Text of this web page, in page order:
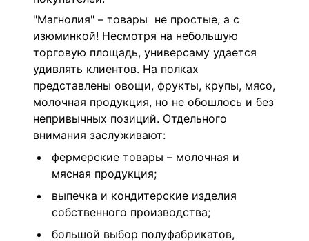
"Магнолия" – товары не простые, а с
изюминкой! Несмотря на небольшую
торговую площадь, универсаму удается
удивлять клиентов. На полках
представлены овощи, фрукты, крупы, мясо,
молочная продукция, но не обошлось и без
непривычных позиций. Отдельного
внимания заслуживают:
фермерские товары – молочная и
мясная продукция;
выпечка и кондитерские изделия
собственного производства;
большой выбор полуфабрикатов,